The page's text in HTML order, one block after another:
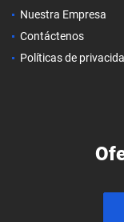
Nuestra Empresa
Contáctenos
Políticas de